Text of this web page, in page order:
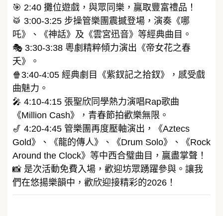
🎯 2:40 攤位遊戲，與眾同樂，贏取豐富禮品！
🥁 3:00-3:25 步操管樂團震撼登場，演奏《哪
吒》、《神話》及《雲宮迅音》等經典曲目。
🎭 3:30-3:38 粵劇精粹傾力演出《帝女花之春
夭》。
🍿3:40-4:05 經典劇目《紫釵記之拾釵》，感受戲
曲魅力。
🎤 4:10-4:15 張聖欣同學熱力演唱Rap歌曲
《Million Cash》，青春節拍歡樂無限。
🎷 4:20-4:45 管樂團再度壓軸演出，《Aztecs
Gold》、《龍的傳人》、《Drum Solo》、《Rock
Around the Clock》等中西合璧曲目，贏盡掌聲！
📸 是次活動免費入場，歡迎坊眾踴躍參與。讓我
們在悠揚樂韻中，歡欣迎接精彩的2026！